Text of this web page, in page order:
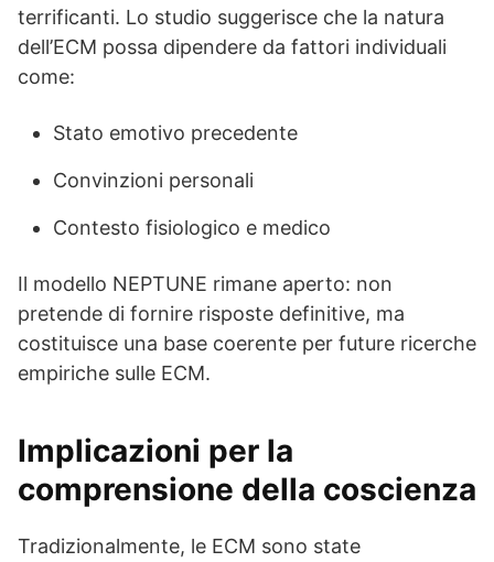
terrificanti. Lo studio suggerisce che la natura
dell’ECM possa dipendere da fattori individuali
come:
Stato emotivo precedente
Convinzioni personali
Contesto fisiologico e medico
Il modello NEPTUNE rimane aperto: non
pretende di fornire risposte definitive, ma
costituisce una base coerente per future ricerche
empiriche sulle ECM.
Implicazioni per la
comprensione della coscienza
Tradizionalmente, le ECM sono state